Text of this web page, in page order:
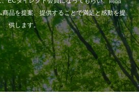
品を提案、提供することで満足と感動を提
供します。